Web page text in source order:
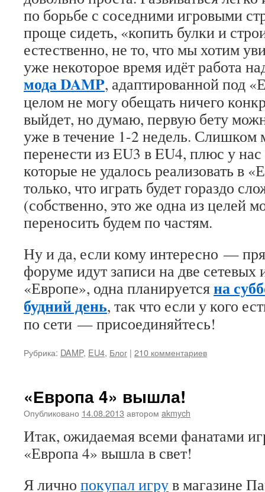
по борьбе с соседними игровыми
проще сидеть, «копить булки и
естественно, не то, что мы хотим
уже некоторое время идёт работа
мода DAMP, адаптированной под
целом не могу обещать ничего
выйдет, но думаю, первую бету
уже в течение 1-2 недель. Слишком
перенести из EU3 в EU4, плюс у
которые не удалось реализовать в
только, что играть будет гораздо
(собственно, это же одна из целей
переносить будем по частям.
Ну и да, если кому интересно —
форуме идут записи на две сетевых
«Европе», одна планируетсяна
будний день, так что если у кого
по сети — присоединяйтесь!
Рубрика: DAMP, EU4, Блог | 210 комментариев
«Европа 4» вышла!
Опубликовано 14.08.2013 автором akmych
Итак, ожидаемая всеми фанатами
«Европа 4» вышла в свет!
Я лично покупал игрув магазине